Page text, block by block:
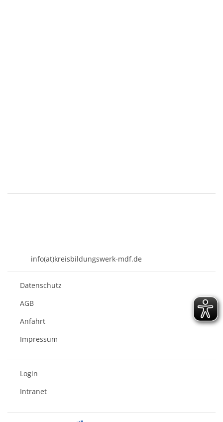
info(at)kreisbildungswerk-mdf.de
Datenschutz
AGB
Anfahrt
Impressum
Login
Intranet